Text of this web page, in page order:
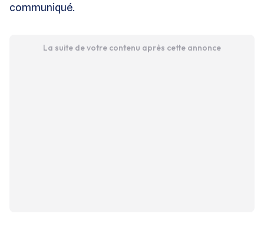
communiqué.
La suite de votre contenu après cette annonce